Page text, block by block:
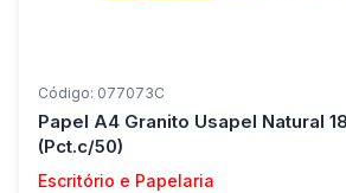
Código: 077073C
Papel A4 Granito Usapel Natural
(Pct.c/50)
Escritório e Papelaria